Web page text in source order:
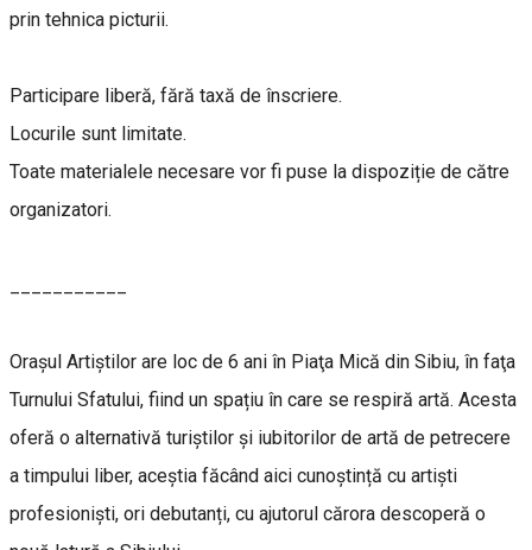
prin tehnica picturii.
Participare liberă, fără taxă de înscriere.
Locurile sunt limitate.
Toate materialele necesare vor fi puse la dispoziție de către
organizatori.
Oraşul Artiştilor are loc de 6 ani în Piaţa Mică din Sibiu, în faţa
Turnului Sfatului, fiind un spațiu în care se respiră artă. Acesta
oferă o alternativă turiștilor și iubitorilor de artă de petrecere
a timpului liber, aceștia făcând aici cunoștință cu artiști
profesioniști, ori debutanți, cu ajutorul cărora descoperă o